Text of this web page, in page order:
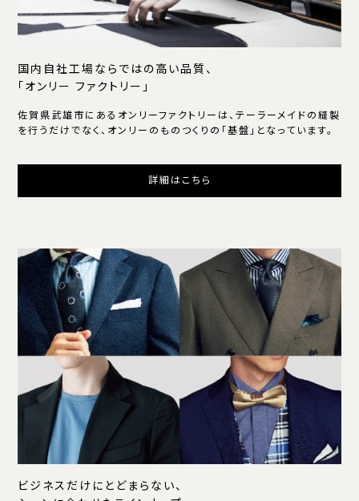
国内自社工場ならではの高い品質、
「オンリー ファクトリー」
佐賀県武雄市にあるオンリーファクトリーは、テーラーメイドの縫製
を行うだけでなく、オンリーのものつくりの「基盤」となっています。
詳細はこちら
ビジネスだけにとどまらない、